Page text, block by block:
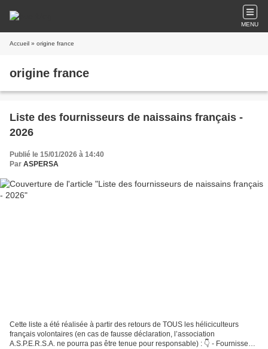
MENU
Accueil » origine france
origine france
Liste des fournisseurs de naissains français -
2026
Publié le 15/01/2026 à 14:40
Par ASPERSA
Cette liste a été réalisée à partir des retours de TOUS les héliciculteurs
français volontaires (en cas de fausse déclaration, l’association
A.S.P.E.R.S.A. ne pourra pas être tenue pour responsable) : 👇 - Fournisseurs